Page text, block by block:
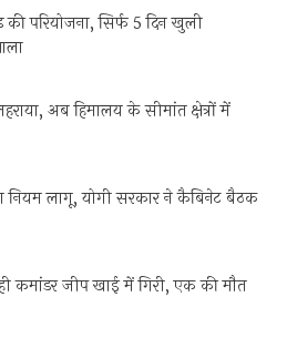
की परियोजना, सिर्फ 5 दिन खुली
अब हिमालय के सीमांत क्षेत्रों में
नियम लागू, योगी सरकार ने कैबिनेट बैठक
कमांडर जीप खाई में गिरी, एक की मौत